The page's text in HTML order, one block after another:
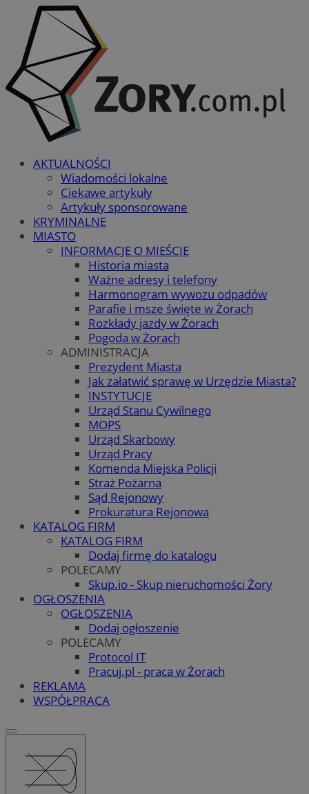
AKTUALNOŚCI
Wiadomości lokalne
Ciekawe artykuły
Artykuły sponsorowane
KRYMINALNE
MIASTO
INFORMACJE O MIEŚCIE
Historia miasta
Ważne adresy i telefony
Harmonogram wywozu odpadów
Parafie i msze święte w Żorach
Rozkłady jazdy w Żorach
Pogoda w Żorach
ADMINISTRACJA
Prezydent Miasta
Jak załatwić sprawę w Urzędzie Miasta?
INSTYTUCJE
Urząd Stanu Cywilnego
MOPS
Urząd Skarbowy
Urząd Pracy
Komenda Miejska Policji
Straż Pożarna
Sąd Rejonowy
Prokuratura Rejonowa
KATALOG FIRM
KATALOG FIRM
Dodaj firmę do katalogu
POLECAMY
Skup.io - Skup nieruchomości Żory
OGŁOSZENIA
OGŁOSZENIA
Dodaj ogłoszenie
POLECAMY
Protocol IT
Pracuj.pl - praca w Żorach
REKLAMA
WSPÓŁPRACA